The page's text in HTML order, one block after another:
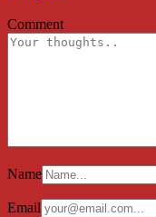
Comment
Name
Email